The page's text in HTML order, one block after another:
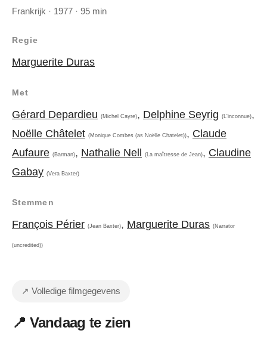
Frankrijk · 1977 · 95 min
Regie
Marguerite Duras
Met
Gérard Depardieu (Michel Cayre), Delphine Seyrig (L'inconnue),
Noëlle Châtelet (Monique Combes (as Noëlle Chatelet)), Claude
Aufaure (Barman), Nathalie Nell (La maîtresse de Jean), Claudine
Gabay (Vera Baxter)
Stemmen
François Périer (Jean Baxter), Marguerite Duras (Narrator
(uncredited))
↗ Volledige filmgegevens
📍 Vandaag te zien